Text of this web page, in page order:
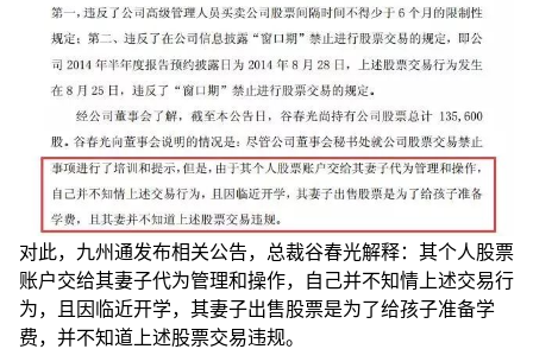
对此，九州通发布相关公告，总裁谷春光解释：其个人股票
账户交给其妻子代为管理和操作，自己并不知情上述交易行
为，且因临近开学，其妻子出售股票是为了给孩子准备学
费，并不知道上述股票交易违规。